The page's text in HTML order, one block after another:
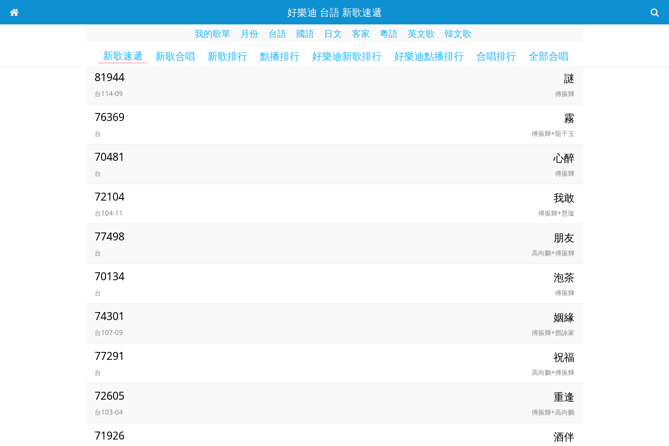
好樂迪 台語 新歌速遞
我的歌單 月份 台語 國語 日文 客家 粵語 英文歌 韓文歌
新歌速遞 新歌合唱 新歌排行 點播排行 好樂迪新歌排行 好樂迪點播排行 合唱排行 全部合唱
81944 謎
台114-09 傅振輝
76369 霧
台 傅振輝+龍千玉
70481 心醉
台 傅振輝
72104 我敢
台104-11 傅振輝+慧璇
77498 朋友
台 高向鵬+傅振輝
70134 泡茶
台 傅振輝
74301 姻緣
台107-09 傅振輝+鄧詠家
77291 祝福
台 高向鵬+傅振輝
72605 重逢
台103-04 傅振輝+高向鵬
71926 酒伴